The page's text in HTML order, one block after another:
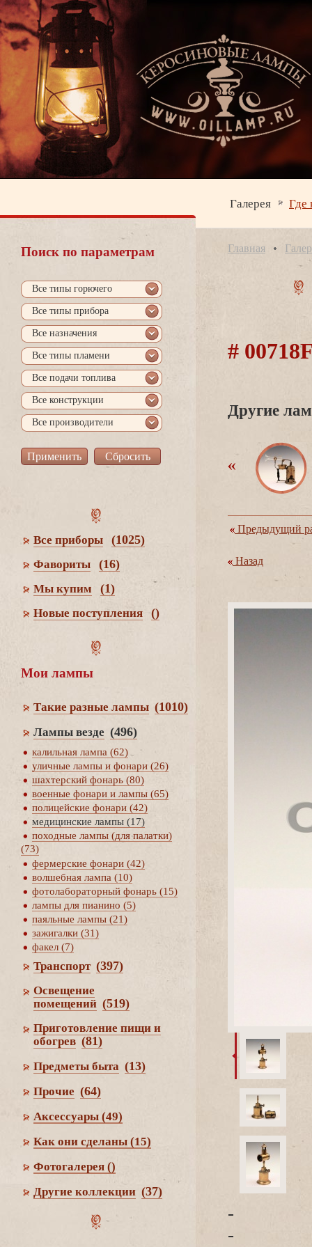
Галерея Где
Поиск по параметрам
се типы горючего
се типы прибора
се назначения
се типы пламени
се подачи топлива
се конструкции
се производители
се приборы (1025)
Фавориты (16)
Мы купим (1)
Новые поступления ()
Мои лампы
Такие разные лампы (1010)
Лампы везде (496)
калильная лампа (62)
уличные лампы и фонари (26)
шахтерский фонарь (80)
оенные фонари и лампы (65)
полицейские фонари (42)
медицинские лампы (17)
походные лампы (для палатки)
(73)
фермерские фонари (42)
олшебная лампа (10)
фотолабораторный фонарь (15)
лампы для пианино (5)
паяльные лампы (21)
зажигалки (31)
факел (7)
Транспорт (397)
Освещение
помещений (519)
Приготовление пищи и
обогре (81)
Предметы быта (13)
Прочие (64)
Аксессуары (49)
Как они сделаны (15)
Фотогалерея ()
Другие коллекции (37)
Главная
#
Другие
Предыдущий
Назад
-
-